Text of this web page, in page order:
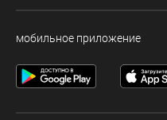
мобильное приложение